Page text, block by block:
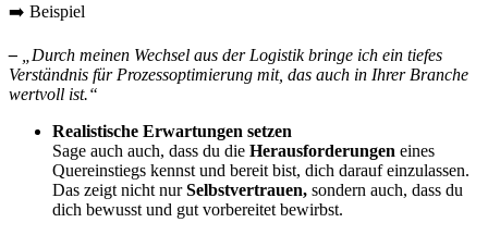
➡️ Beispiel
–
„Durch meinen Wechsel aus der Logistik bringe ich ein tiefes
Verständnis für Prozessoptimierung mit, das auch in Ihrer Branche
wertvoll ist.“
Realistische Erwartungen setzen
Sage auch auch, dass du die Herausforderungen eines
Quereinstiegs kennst und bereit bist, dich darauf einzulassen.
Das zeigt nicht nurSelbstvertrauen, sondern auch, dass du
dich bewusst und gut vorbereitet bewirbst.